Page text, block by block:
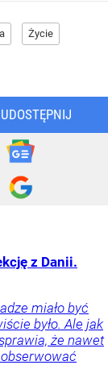
Życie
UDOSTĘPNIJ
z Danii.
miało być
było. Ale jak
że nawet